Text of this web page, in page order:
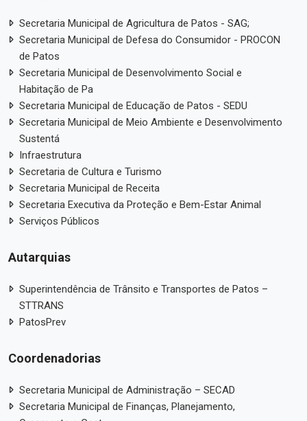
Secretaria Municipal de Agricultura de Patos - SAG;
Secretaria Municipal de Defesa do Consumidor - PROCON
de Patos
Secretaria Municipal de Desenvolvimento Social e
Habitação de Pa
Secretaria Municipal de Educação de Patos - SEDU
Secretaria Municipal de Meio Ambiente e Desenvolvimento
Sustentá
Infraestrutura
Secretaria de Cultura e Turismo
Secretaria Municipal de Receita
Secretaria Executiva da Proteção e Bem-Estar Animal
Serviços Públicos
Autarquias
Superintendência de Trânsito e Transportes de Patos –
STTRANS
PatosPrev
Coordenadorias
Secretaria Municipal de Administração – SECAD
Secretaria Municipal de Finanças, Planejamento,